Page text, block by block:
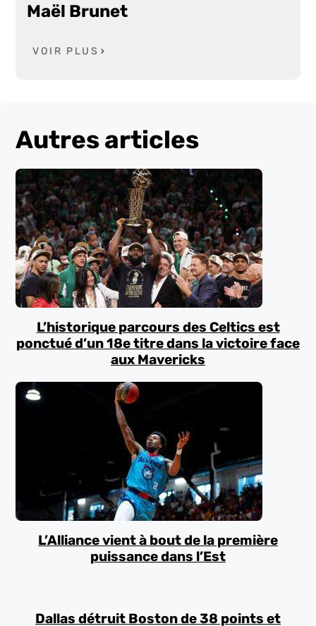
Maël Brunet
VOIR PLUS
Autres articles
L’historique parcours des Celtics est
ponctué d’un 18e titre dans la victoire face
aux Mavericks
L’Alliance vient à bout de la première
puissance dans l’Est
Dallas détruit Boston de 38 points et